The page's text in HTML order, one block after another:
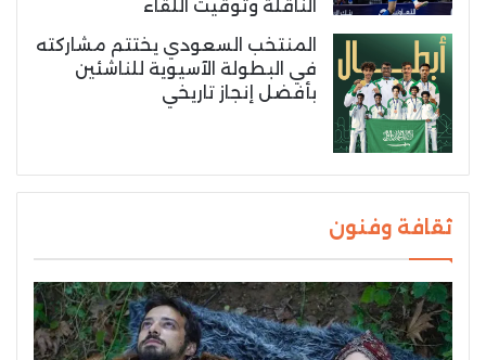
الناقلة وتوقيت اللقاء
المنتخب السعودي يختتم مشاركته
في البطولة الآسيوية للناشئين
بأفضل إنجاز تاريخي
ثقافة وفنون